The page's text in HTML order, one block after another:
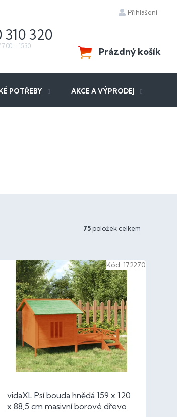
Přihlášení
310 320
NÁKUPNÍ
KOŠÍK
Prázdný košík
POTŘEBY AKCE A VÝPRODEJ
75 položek celkem
vidaXL Psí bouda hnědá 159 x 120
x 88,5 cm masivní borové dřevo
Kód: 172270